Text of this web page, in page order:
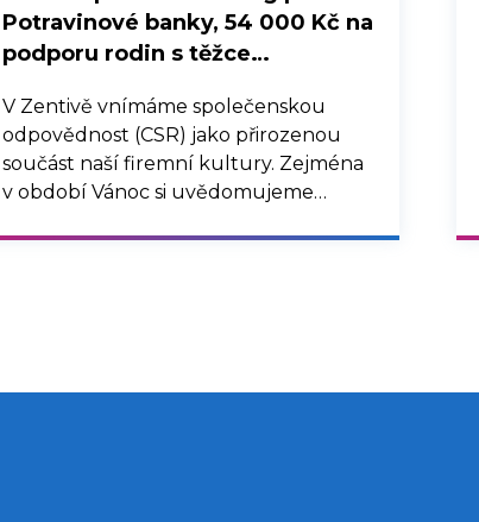
Potravinové banky, 54 000 Kč na
podporu rodin s těžce
dárků do dětských domovů
V Zentivě vnímáme společenskou
odpovědnost (CSR) jako přirozenou
součást naší firemní kultury. Zejména
v období Vánoc si uvědomujeme
materiální nouzi a onkologických